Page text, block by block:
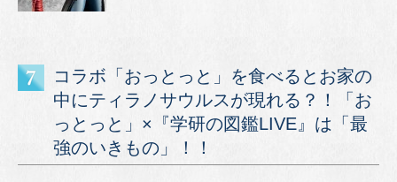
コラボ「おっとっと」を食べるとお家の
中にティラノサウルスが現れる？！「お
っとっと」×『学研の図鑑LIVE』は「最
強のいきもの」！！